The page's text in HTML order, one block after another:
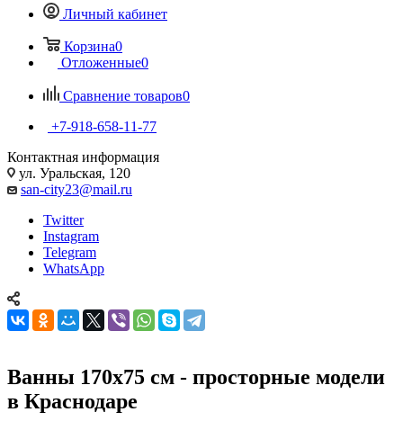
Личный кабинет
Корзина0
Отложенные0
Сравнение товаров0
+7-918-658-11-77
Контактная информация
ул. Уральская, 120
san-city23@mail.ru
Twitter
Instagram
Telegram
WhatsApp
Ванны 170х75 см - просторные модели
в Краснодаре